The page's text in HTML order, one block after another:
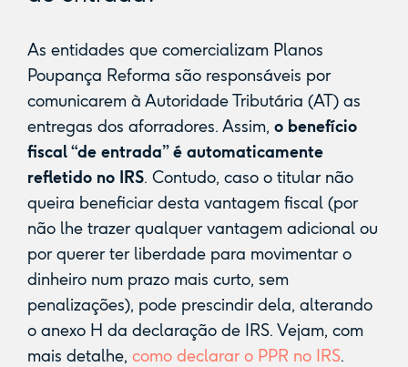
As entidades que comercializam Planos
Poupança Reforma são responsáveis por
comunicarem à Autoridade Tributária (AT) as
entregas dos aforradores. Assim, o benefício
fiscal “de entrada” é automaticamente
refletido no IRS. Contudo, caso o titular não
queira beneficiar desta vantagem fiscal (por
não lhe trazer qualquer vantagem adicional ou
por querer ter liberdade para movimentar o
dinheiro num prazo mais curto, sem
penalizações), pode prescindir dela, alterando
o anexo H da declaração de IRS. Vejam, com
mais detalhe, como declarar o PPR no IRS.